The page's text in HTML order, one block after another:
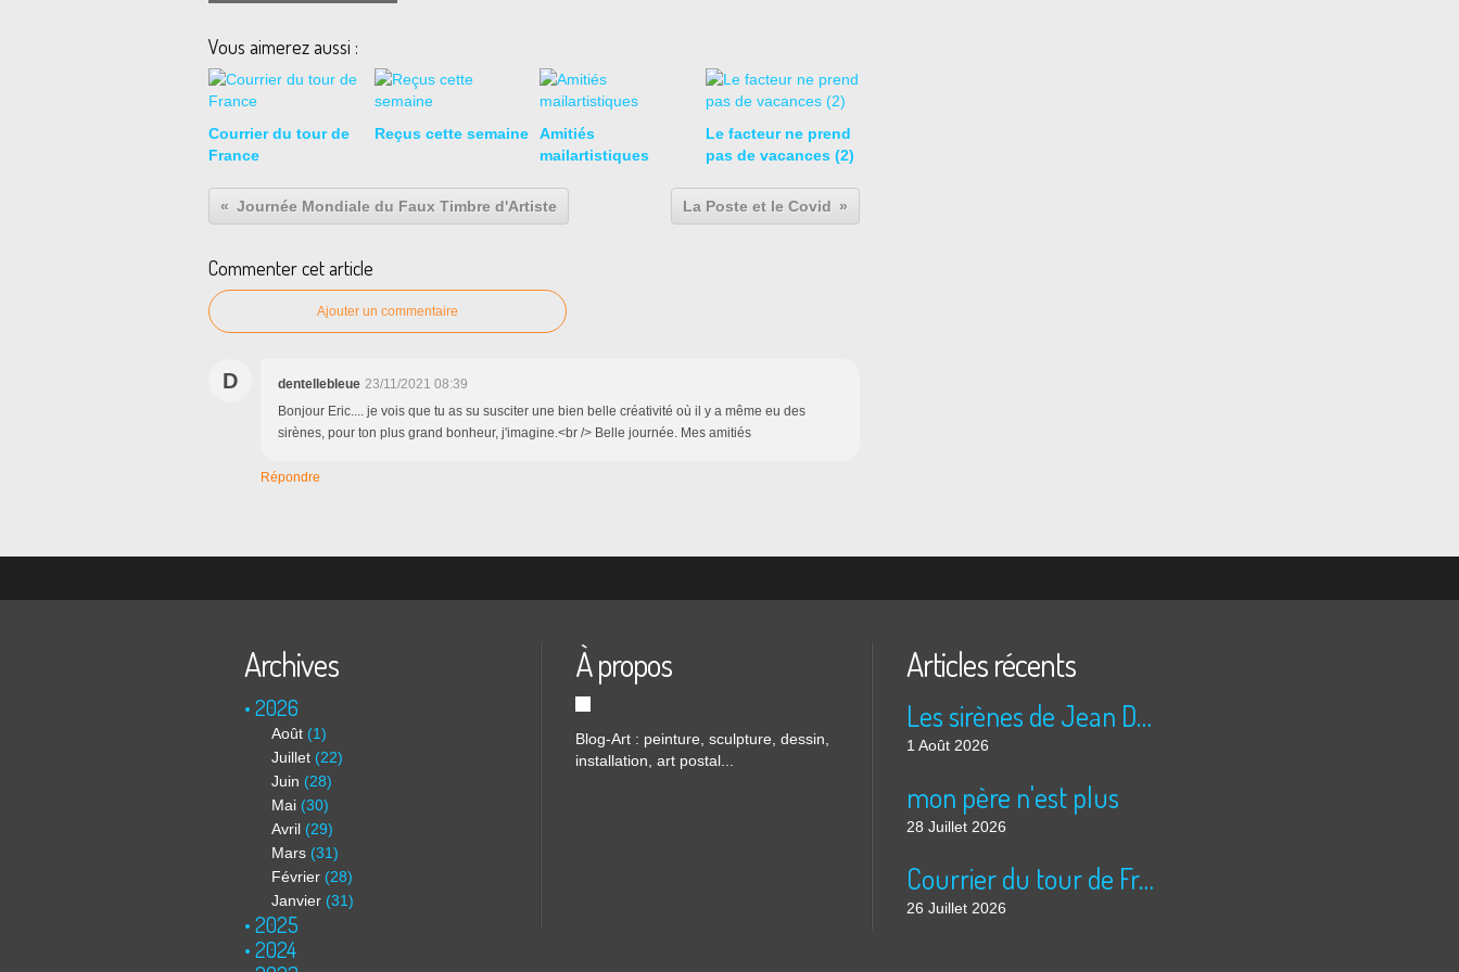
Vous aimerez aussi :
Courrier du tour de
France
Reçus cette semaine
Amitiés
mailartistiques
Le facteur ne prend
pas de vacances (2)
Journée Mondiale du Faux Timbre d'Artiste La Poste et le Covid
Commenter cet article
Ajouter un commentaire
D dentellebleue 23/11/2021 08:39
Bonjour Eric.... je vois que tu as su susciter une bien belle créativité où il y a même eu des
sirènes, pour ton plus grand bonheur, j'imagine.<br /> Belle journée. Mes amitiés
Répondre
Archives
2026
Août (1)
Juillet (22)
Juin (28)
Mai (30)
Avril (29)
Mars (31)
Février (28)
Janvier (31)
2025
2024
À propos
Blog-Art : peinture, sculpture, dessin,
installation, art postal...
Articles récents
Les sirènes de Jean Duranel
1 Août 2026
mon père n'est plus
28 Juillet 2026
Courrier du tour de France
26 Juillet 2026